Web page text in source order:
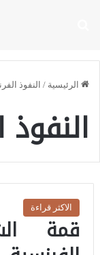
الرئيسية / النفوذ
الاكثر قراءة
قمة